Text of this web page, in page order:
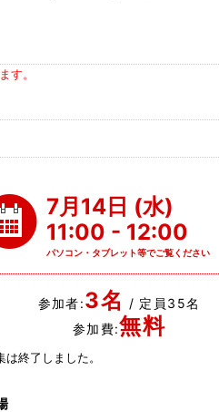
す。
7月14日 (水)
11:00 - 12:00
パソコン・タブレット等でご覧ください
参加者:3名
/ 定員35名
参加費:無料
は終了しました。